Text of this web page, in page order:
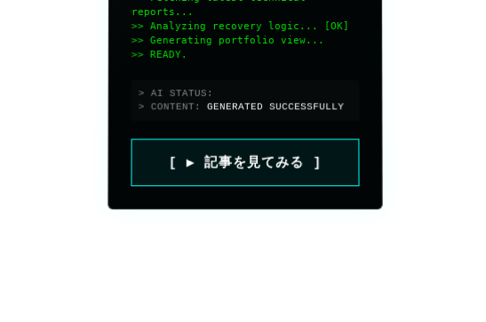
reports...
>> Analyzing recovery logic... [OK]
>> Generating portfolio view...
>> READY.
> AI STATUS:
> CONTENT:GENERATED SUCCESSFULLY
[ ▶ 記事を見てみる ]